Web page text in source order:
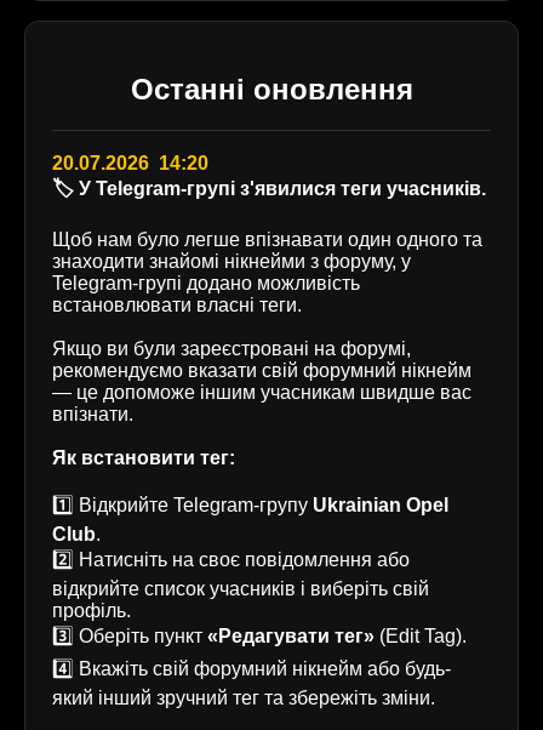
Останні оновлення
20.07.2026 14:20
🏷️ У Telegram-групі з'явилися теги учасників.
Щоб нам було легше впізнавати один одного та
знаходити знайомі нікнейми з форуму, у
Telegram-групі додано можливість
встановлювати власні теги.
Якщо ви були зареєстровані на форумі,
рекомендуємо вказати свій форумний нікнейм
— це допоможе іншим учасникам швидше вас
впізнати.
Як встановити тег:
1️⃣ Відкрийте Telegram-групу Ukrainian Opel
Club.
2️⃣ Натисніть на своє повідомлення або
відкрийте список учасників і виберіть свій
профіль.
3️⃣ Оберіть пункт «Редагувати тег» (Edit Tag).
4️⃣ Вкажіть свій форумний нікнейм або будь-
який інший зручний тег та збережіть зміни.